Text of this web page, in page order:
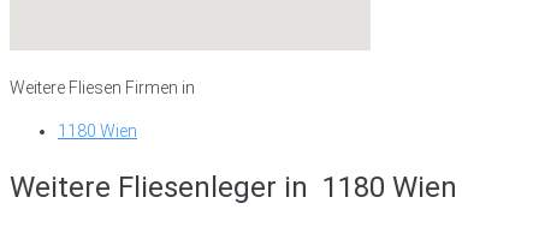
Weitere Fliesen Firmen in
1180 Wien
Weitere Fliesenleger in 1180 Wien